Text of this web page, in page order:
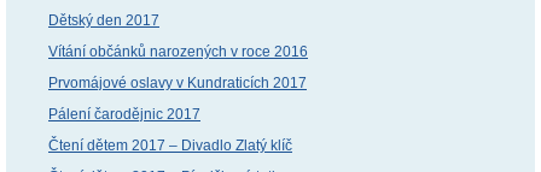
Dětský den 2017
Vítání občánků narozených v roce 2016
Prvomájové oslavy v Kundraticích 2017
Pálení čarodějnic 2017
Čtení dětem 2017 – Divadlo Zlatý klíč